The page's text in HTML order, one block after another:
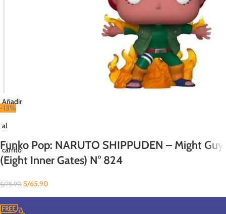
-13%
Añadir
al
carrito
Funko Pop: NARUTO SHIPPUDEN – Might Guy
(Eight Inner Gates) N° 824
S/75.90 S/65.90